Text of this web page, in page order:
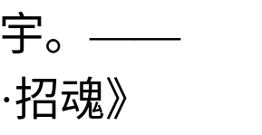
宇。——
招魂》